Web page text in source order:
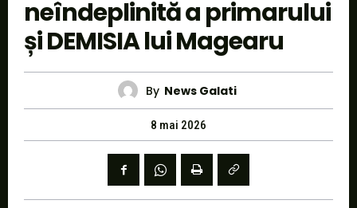
neîndeplinită a primarului
și DEMISIA lui Magearu
By News Galati
8 mai 2026